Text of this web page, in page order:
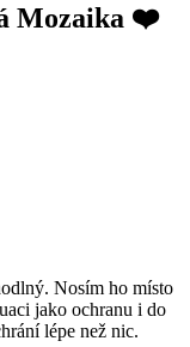
Mozaika ❤️
Nosím ho místo
jako ochranu i do
lépe než nic.